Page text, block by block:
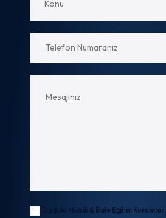
Doğulu Müzik & Bale Eğitim Kurumları